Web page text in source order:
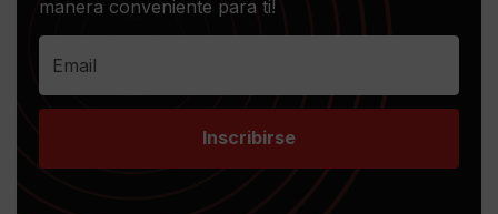
manera conveniente para ti!
Inscribirse